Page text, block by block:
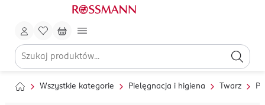
Wszystkie kategorie Pielęgnacja i higiena Twarz